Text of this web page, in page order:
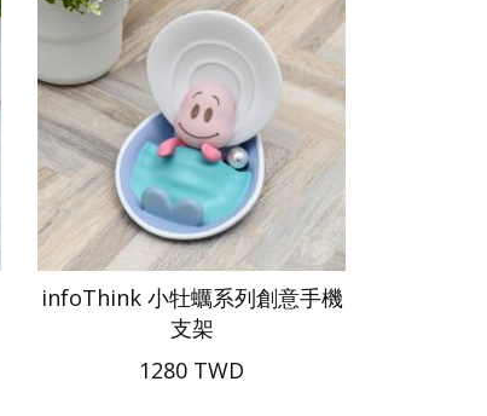
infoThink 小牡蠣系列創意手機
支架
1280 TWD